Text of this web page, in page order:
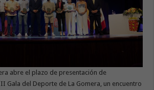
abre el plazo de presentación de
Gala del Deporte de La Gomera, un encuentro